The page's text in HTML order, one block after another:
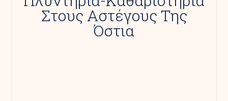
Στους Αστέγους Της
Όστια